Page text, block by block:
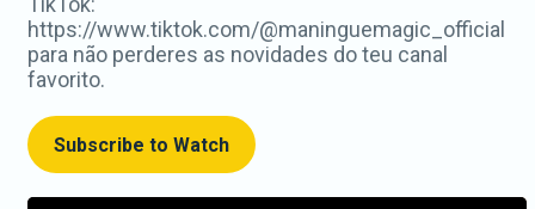
https://www.tiktok.com/@maninguemagic_official
para não perderes as novidades do teu canal
favorito.
Subscribe to Watch